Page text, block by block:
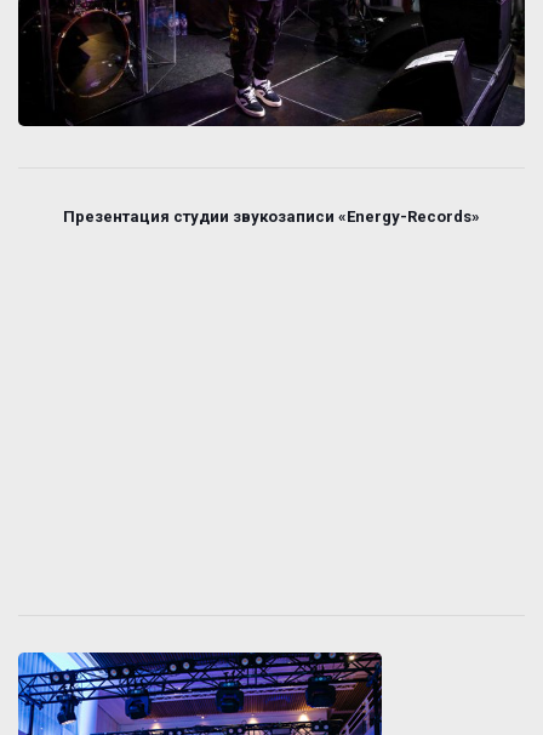
Презентация студии звукозаписи «Energy-Records»